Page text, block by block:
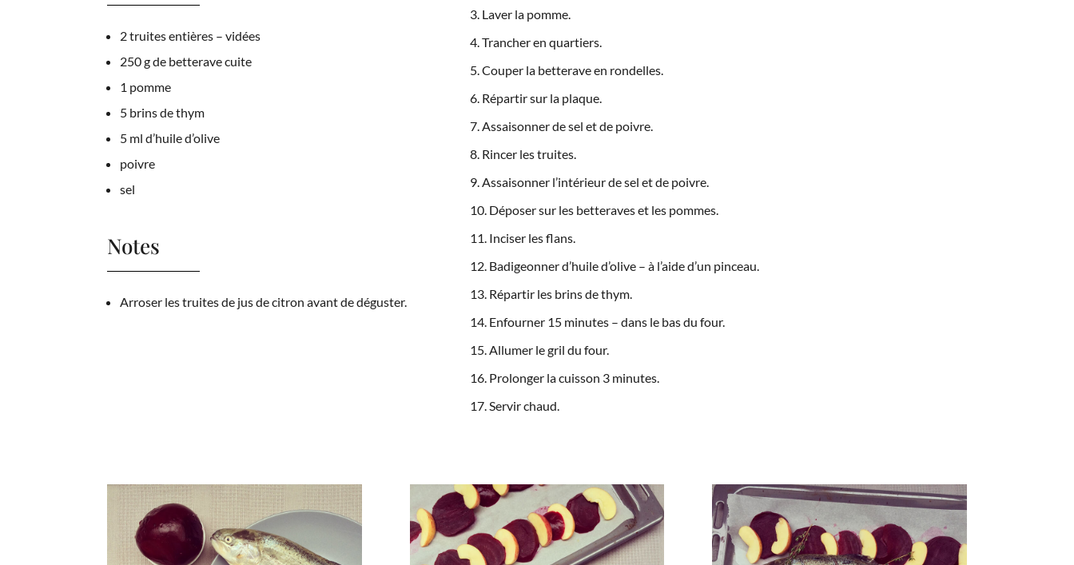
2 truites entières – vidées
250 g de betterave cuite
1 pomme
5 brins de thym
5 ml d’huile d’olive
poivre
sel
Notes
Arroser les truites de jus de citron avant de déguster.
Laver la pomme.
Trancher en quartiers.
Couper la betterave en rondelles.
Répartir sur la plaque.
Assaisonner de sel et de poivre.
Rincer les truites.
Assaisonner l’intérieur de sel et de poivre.
Déposer sur les betteraves et les pommes.
Inciser les flans.
Badigeonner d’huile d’olive – à l’aide d’un pinceau.
Répartir les brins de thym.
Enfourner 15 minutes – dans le bas du four.
Allumer le gril du four.
Prolonger la cuisson 3 minutes.
Servir chaud.